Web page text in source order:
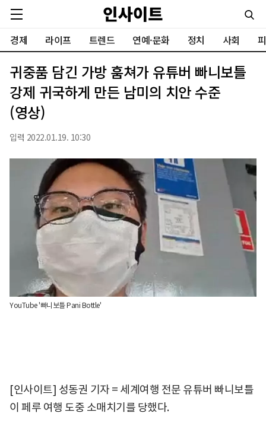
경제 라이프 트렌드 연예·문화 정치 사회
귀중품 담긴 가방 훔쳐가 유튜버 빠니보틀
강제 귀국하게 만든 남미의 치안 수준
(영상)
입력 2022.01.19. 10:30
YouTube '빠니보틀 Pani Bottle'
[인사이트] 성동권 기자 = 세계여행 전문 유튜버 빠니보틀
이 페루 여행 도중 소매치기를 당했다.